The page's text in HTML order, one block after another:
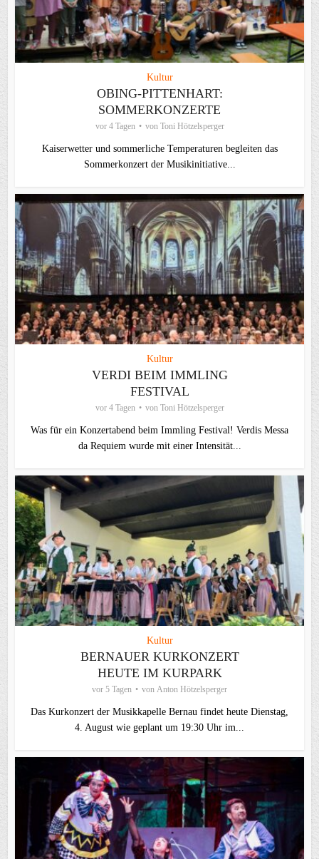
Kultur
OBING-PITTENHART:
SOMMERKONZERTE
vor 4 Tagen von Toni Hötzelsperger
Kaiserwetter und sommerliche Temperaturen begleiten das
Sommerkonzert der Musikinitiative...
Kultur
VERDI BEIM IMMLING
FESTIVAL
vor 4 Tagen von Toni Hötzelsperger
Was für ein Konzertabend beim Immling Festival! Verdis Messa
da Requiem wurde mit einer Intensität...
Kultur
BERNAUER KURKONZERT
HEUTE IM KURPARK
vor 5 Tagen von Anton Hötzelsperger
Das Kurkonzert der Musikkapelle Bernau findet heute Dienstag,
4. August wie geplant um 19:30 Uhr im...